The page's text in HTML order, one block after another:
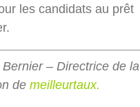
les candidats au prêt
– Directrice de la
de meilleurtaux.